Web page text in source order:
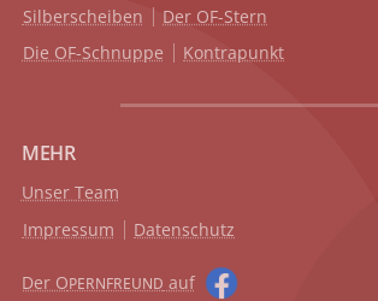
Silberscheiben
Der OF-Stern
Die OF-Schnuppe
Kontrapunkt
MEHR
Unser Team
Impressum
Datenschutz
Der OPERNFREUND auf